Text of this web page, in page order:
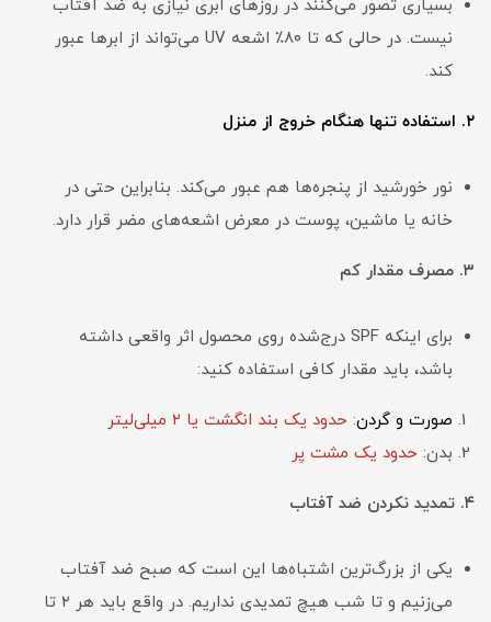
بسیاری تصور می‌کنند در روزهای ابری نیازی به ضد آفتاب
نیست. در حالی که تا ۸۰٪ اشعه UV می‌تواند از ابرها عبور
کند.
۲. استفاده تنها هنگام خروج از منزل
نور خورشید از پنجره‌ها هم عبور می‌کند. بنابراین حتی در
خانه یا ماشین، پوست در معرض اشعه‌های مضر قرار دارد.
۳. مصرف مقدار کم
برای اینکه SPF درج‌شده روی محصول اثر واقعی داشته
باشد، باید مقدار کافی استفاده کنید:
صورت و گردن: حدود یک بند انگشت یا ۲ میلی‌لیتر
بدن: حدود یک مشت پر
۴. تمدید نکردن ضد آفتاب
یکی از بزرگ‌ترین اشتباه‌ها این است که صبح ضد آفتاب
می‌زنیم و تا شب هیچ تمدیدی نداریم. در واقع باید هر ۲ تا